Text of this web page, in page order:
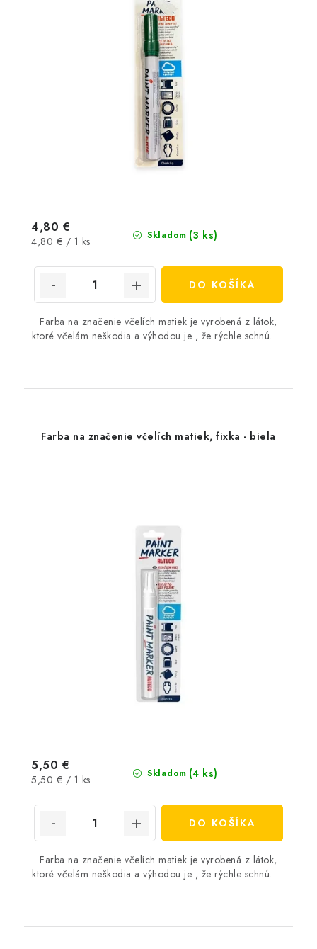
Skladom (3 ks)
4,80 €
Jednotková
4,80 € / 1 ks
DO KOŠÍKA
Farba na značenie včelích matiek je vyrobená z látok,
ktoré včelám neškodia a výhodou je , že rýchle schnú.
Farba na značenie včelích matiek, fixka - biela
Skladom (4 ks)
5,50 €
Jednotková
5,50 € / 1 ks
DO KOŠÍKA
Farba na značenie včelích matiek je vyrobená z látok,
ktoré včelám neškodia a výhodou je , že rýchle schnú.